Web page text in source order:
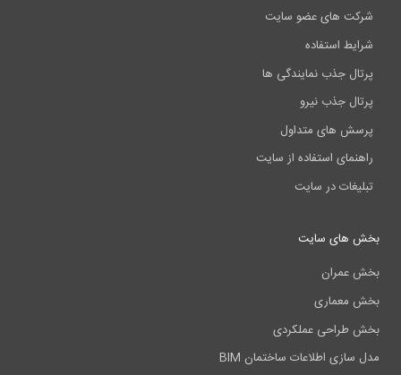
شرکت های عضو سایت
شرایط استفاده
پرتال جذب نمایندگی ها
پرتال جذب نیرو
پرسش های متداول
راهنمای استفاده از سایت
تبلیغات در سایت
بخش های سایت
بخش عمران
بخش معماری
بخش طراحی عملکردی
مدل سازی اطلاعات ساختمان BIM